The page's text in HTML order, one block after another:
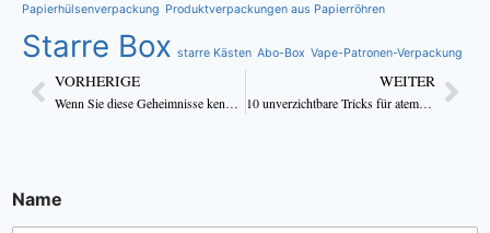
Papierhülsenverpackung Produktverpackungen aus Papierröhren
Starre Box starre Kästen Abo-Box Vape-Patronen-Verpackung
VORHERIGE
Wenn Sie diese Geheimnisse kennen, werden Ihre individuellen Kerzenschachteln unglaublich aussehen
WEITER
10 unverzichtbare Tricks für atemberaubende Designs von Kerzenschachteln
Name